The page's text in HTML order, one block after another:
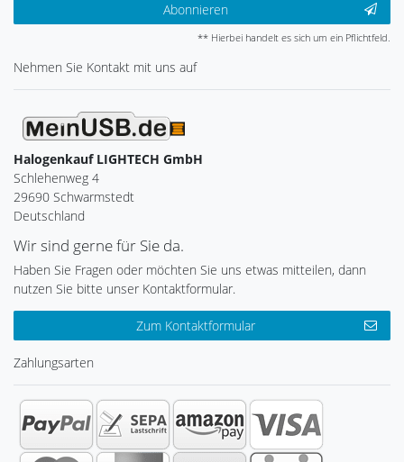
Abonnieren
** Hierbei handelt es sich um ein Pflichtfeld.
Nehmen Sie Kontakt mit uns auf
Halogenkauf LIGHTECH GmbH
Schlehenweg 4
29690 Schwarmstedt
Deutschland
Wir sind gerne für Sie da.
Haben Sie Fragen oder möchten Sie uns etwas mitteilen, dann
nutzen Sie bitte unser Kontaktformular.
Zum Kontaktformular
Zahlungsarten